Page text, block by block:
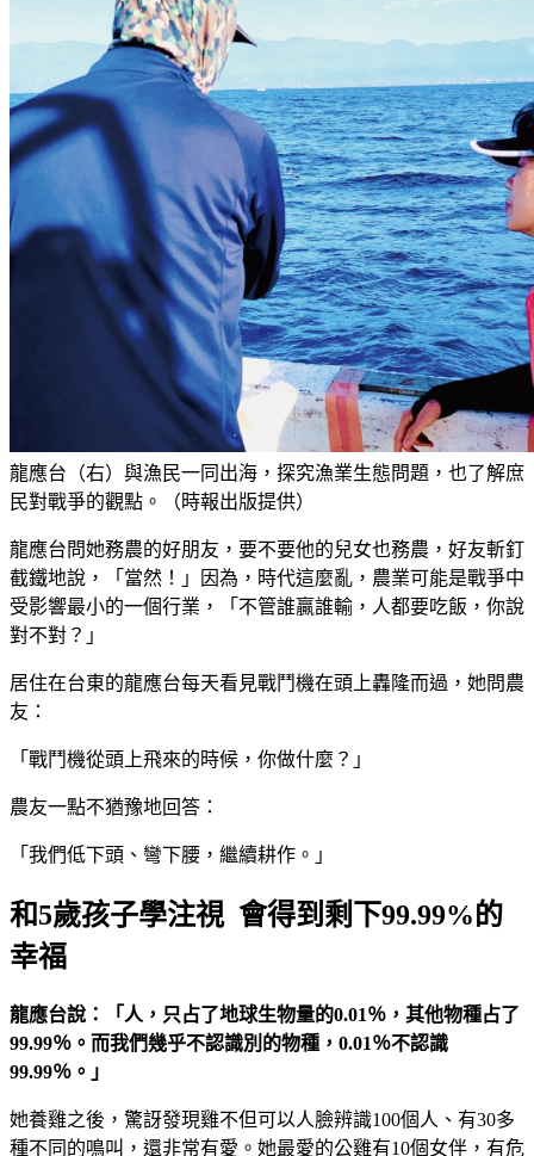
龍應台（右）與漁民一同出海，探究漁業生態問題，也了解庶
民對戰爭的觀點。（時報出版提供）
龍應台問她務農的好朋友，要不要他的兒女也務農，好友斬釘
截鐵地說，「當然！」因為，時代這麼亂，農業可能是戰爭中
受影響最小的一個行業，「不管誰贏誰輸，人都要吃飯，你說
對不對？」
居住在台東的龍應台每天看見戰鬥機在頭上轟隆而過，她問農
友：
「戰鬥機從頭上飛來的時候，你做什麼？」
農友一點不猶豫地回答：
「我們低下頭、彎下腰，繼續耕作。」
和5歲孩子學注視 會得到剩下99.99%的
幸福
龍應台說：「人，只占了地球生物量的0.01％，其他物種占了
99.99％。而我們幾乎不認識別的物種， 0.01％不認識
99.99％。」
她養雞之後，驚訝發現雞不但可以人臉辨識100個人、有30多
種不同的鳴叫，還非常有愛。她最愛的公雞有10個女伴，有危